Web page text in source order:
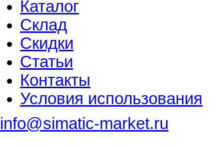
Каталог
Склад
Скидки
Статьи
Контакты
Условия использования
info@simatic-market.ru